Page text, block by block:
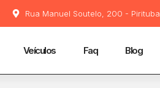
Rua Manuel Soutelo, 200 - Pirituba
Veículos Faq Blog